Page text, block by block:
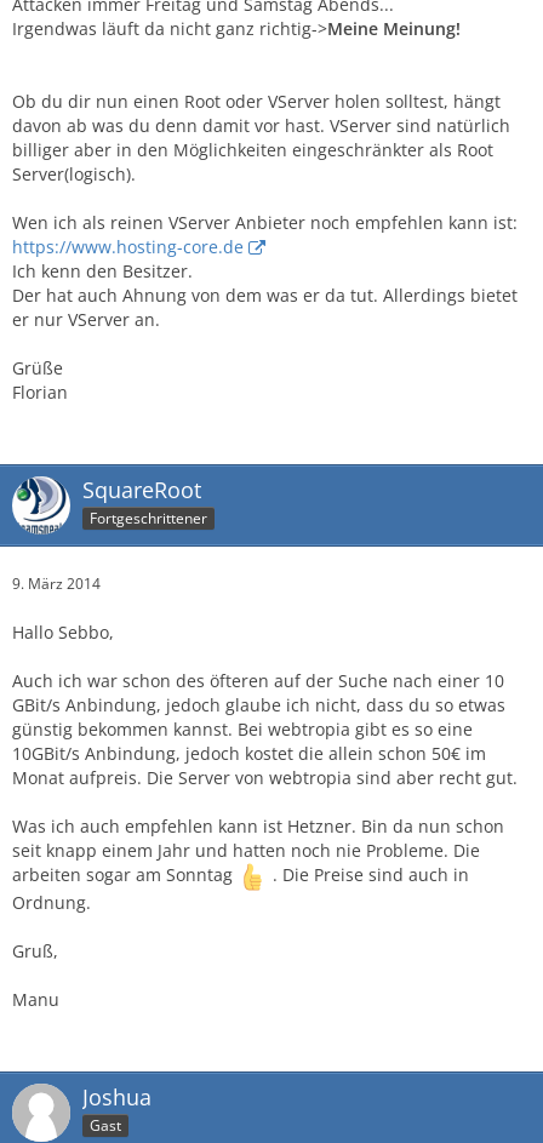
Irgendwas läuft da nicht ganz richtig->Meine Meinung!
Ob du dir nun einen Root oder VServer holen solltest, hängt
davon ab was du denn damit vor hast. VServer sind natürlich
billiger aber in den Möglichkeiten eingeschränkter als Root
Server(logisch).
Wen ich als reinen VServer Anbieter noch empfehlen kann ist:
https://www.hosting-core.de
Ich kenn den Besitzer.
Der hat auch Ahnung von dem was er da tut. Allerdings bietet
er nur VServer an.
Grüße
Florian
SquareRoot
Fortgeschrittener
9. März 2014
Hallo Sebbo,
Auch ich war schon des öfteren auf der Suche nach einer 10
GBit/s Anbindung, jedoch glaube ich nicht, dass du so etwas
günstig bekommen kannst. Bei webtropia gibt es so eine
10GBit/s Anbindung, jedoch kostet die allein schon 50€ im
Monat aufpreis. Die Server von webtropia sind aber recht gut.
Was ich auch empfehlen kann ist Hetzner. Bin da nun schon
seit knapp einem Jahr und hatten noch nie Probleme. Die
arbeiten sogar am Sonntag
. Die Preise sind auch in
Ordnung.
Gruß,
Manu
Joshua
Gast